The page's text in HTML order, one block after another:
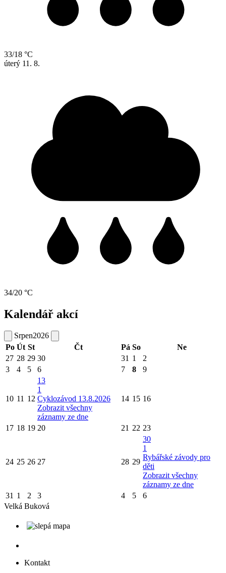
33/18 °C
úterý 11. 8.
34/20 °C
Kalendář akcí
Srpen2026
Po Út St Čt Pá So
Ne
27 28 29 30 31 1
2
3
4 5 6 7 8 9
10 11 12
13
1
Cyklozávod 13.8.2026
Zobrazit všechny
záznamy ze dne
14 15 16
17 18 19 20 21 22 23
24 25 26 27 28 29
30
1
Rybářské závody pro
děti
Zobrazit všechny
záznamy ze dne
31 1 2 3 4 5
6
Velká Buková
Kontakt